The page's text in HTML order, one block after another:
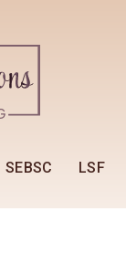
SEBSC LSF